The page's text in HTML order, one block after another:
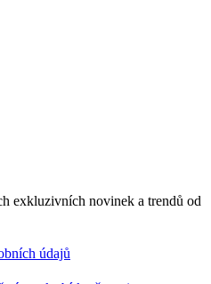
exkluzivních novinek a trendů od
údajů